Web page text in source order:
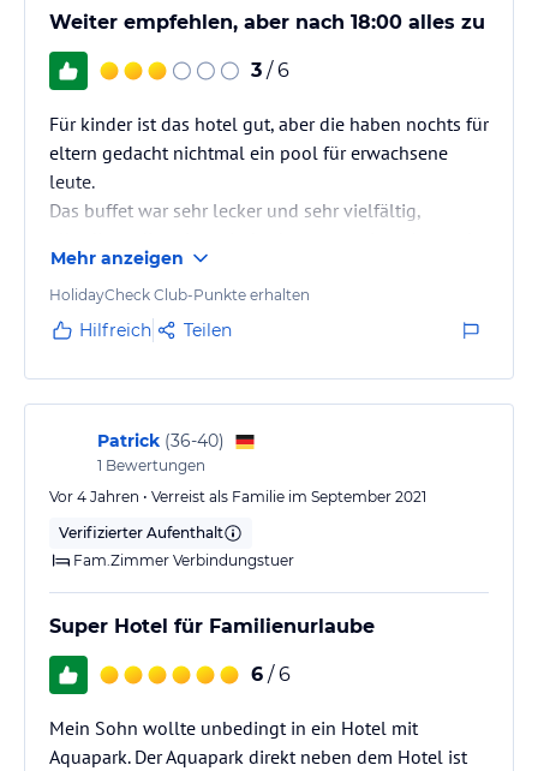
Weiter empfehlen, aber nach 18:00 alles zu
3 / 6
Für kinder ist das hotel gut, aber die haben nochts für
eltern gedacht nichtmal ein pool für erwachsene
leute.
Das buffet war sehr lecker und sehr vielfältig,
die letzte möglichkeit zum essen ist dann um 19:00
abneds für leute die vielleicht abends in die stadt
raus gehen wolten oder ins meer war das sehr
natürlich wenn du im 22 uhr wieder im hotel bist
dann nichts zum essen gäbe. Ich hätte nur gewünscht
das eine…
Mehr anzeigen
HolidayCheck Club-Punkte erhalten
Hilfreich Teilen
Patrick (36-40)
1 Bewertungen
Vor 4 Jahren • Verreist als Familie im September 2021
Verifizierter Aufenthalt
Fam.Zimmer Verbindungstuer
Super Hotel für Familienurlaube
6 / 6
Mein Sohn wollte unbedingt in ein Hotel mit
Aquapark. Der Aquapark direkt neben dem Hotel ist